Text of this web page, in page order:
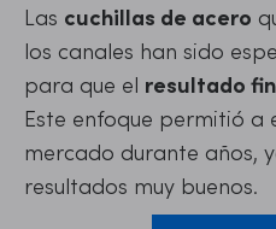
Las cuchillas de acero
los canales han sido
para que el resultado
Este enfoque permitió a
mercado durante años,
resultados muy buenos.